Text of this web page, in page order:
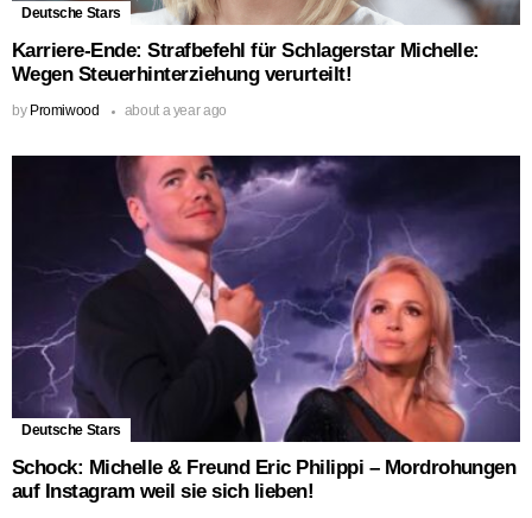
Deutsche Stars
Karriere-Ende: Strafbefehl für Schlagerstar Michelle:
Wegen Steuerhinterziehung verurteilt!
by Promiwood about a year ago
Deutsche Stars
Schock: Michelle & Freund Eric Philippi – Mordrohungen
auf Instagram weil sie sich lieben!